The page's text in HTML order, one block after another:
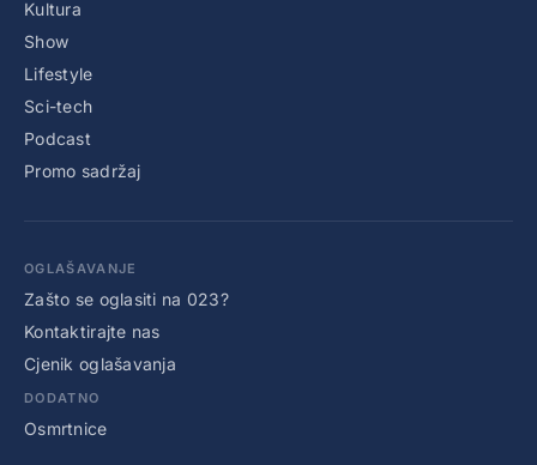
Kultura
Show
Lifestyle
Sci-tech
Podcast
Promo sadržaj
OGLAŠAVANJE
Zašto se oglasiti na 023?
Kontaktirajte nas
Cjenik oglašavanja
DODATNO
Osmrtnice